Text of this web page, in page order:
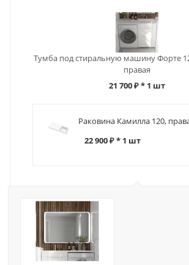
Тумба под стиральную машину Форте
правая
21 700 ₽* 1 шт
Раковина Камилла 120,
22 900 ₽ * 1 шт